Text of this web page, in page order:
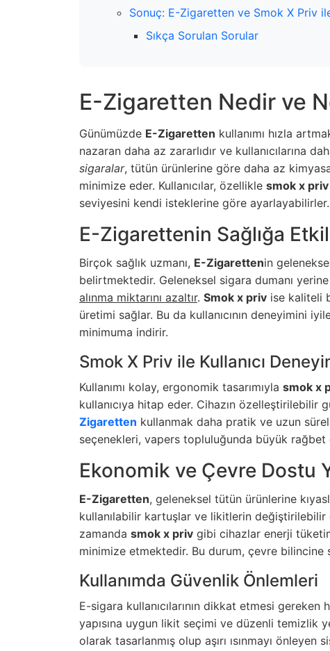
Sonuç: E-Zigaretten ve Smok X Priv
Sıkça Sorulan Sorular
E-Zigaretten Nedir ve
Günümüzde E-Zigaretten kullanımı hızla
nazaran daha az zararlıdır ve kullanıcılarına
sigaralar, tütün ürünlerine göre daha az
minimize eder. Kullanıcılar, özellikle smok x priv
seviyesini kendi isteklerine göre ayarlayabilirler.
E-Zigarettenin Sağlığa
Birçok sağlık uzmanı, E-Zigarettenin
belirtmektedir. Geleneksel sigara dumanı
alınma miktarını azaltır. Smok x priv ise kaliteli
üretimi sağlar. Bu da kullanıcının deneyimini
minimuma indirir.
Smok X Priv ile Kullanıcı
Kullanımı kolay, ergonomik tasarımıyla smok x
kullanıcıya hitap eder. Cihazın özelleştirilebilir
Zigaretten kullanmak daha pratik ve uzun
seçenekleri, vapers topluluğunda büyük rağbet
Ekonomik ve Çevre Dostu
E-Zigaretten, geleneksel tütün ürünlerine
kullanılabilir kartuşlar ve likitlerin değiştirilebilir
zamanda smok x priv gibi cihazlar enerji
minimize etmektedir. Bu durum, çevre bilincine
Kullanımda Güvenlik Önlemleri
E-sigara kullanıcılarının dikkat etmesi gereken
yapısına uygun likit seçimi ve düzenli temizlik
olarak tasarlanmış olup aşırı ısınmayı önleyen